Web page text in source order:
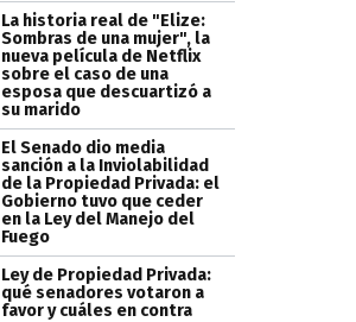
La historia real de "Elize:
Sombras de una mujer", la
nueva película de Netflix
sobre el caso de una
esposa que descuartizó a
su marido
El Senado dio media
sanción a la Inviolabilidad
de la Propiedad Privada: el
Gobierno tuvo que ceder
en la Ley del Manejo del
Fuego
Ley de Propiedad Privada:
qué senadores votaron a
favor y cuáles en contra